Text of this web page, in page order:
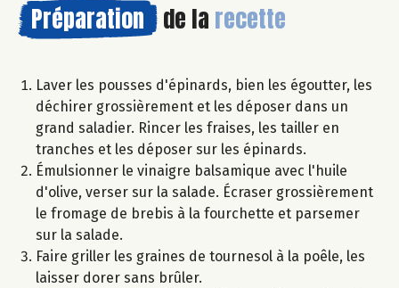
Préparation de la recette
Laver les pousses d'épinards, bien les égoutter, les
déchirer grossièrement et les déposer dans un
grand saladier. Rincer les fraises, les tailler en
tranches et les déposer sur les épinards.
Émulsionner le vinaigre balsamique avec l'huile
d'olive, verser sur la salade. Écraser grossièrement
le fromage de brebis à la fourchette et parsemer
sur la salade.
Faire griller les graines de tournesol à la poêle, les
laisser dorer sans brûler.